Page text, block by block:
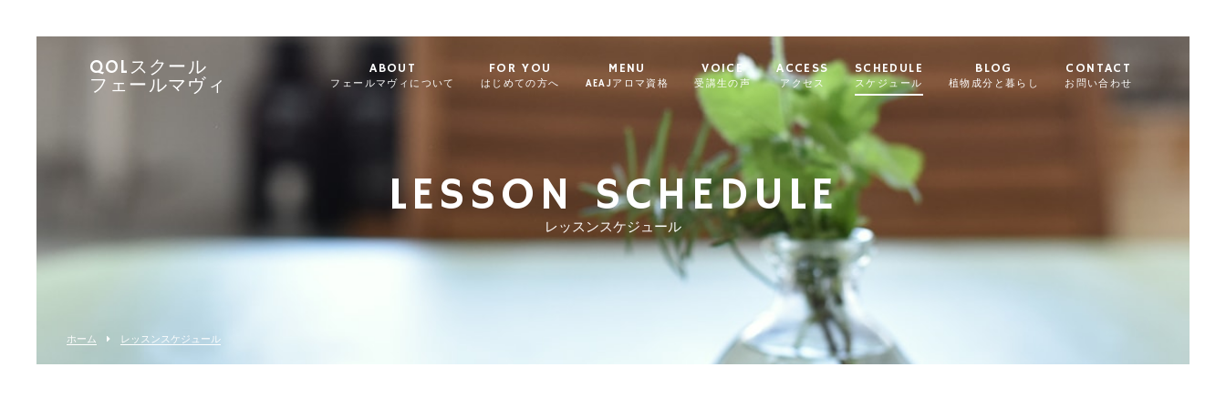
QOLスクール
フェールマヴィ
ABOUT
フェールマヴィについて
FOR YOU
はじめての方へ
MENU
AEAJアロマ資格
VOICE
受講生の声
ACCESS
アクセス
SCHEDULE
スケジュール
BLOG
植物成分と暮らし
CONTACT
お問い合わせ
LESSON SCHEDULE
レッスンスケジュール
ホーム レッスンスケジュール